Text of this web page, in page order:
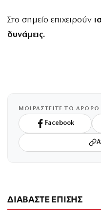
Στο σημείο επιχειρούν
δυνάμεις.
ΜΟΙΡΑΣΤΕΙΤΕ ΤΟ ΑΡΘΡΟ
Facebook
ΔΙΑΒΑΣΤΕ ΕΠΙΣΗΣ